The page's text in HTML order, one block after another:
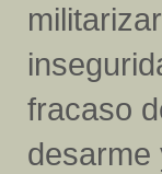
fracaso
desarme